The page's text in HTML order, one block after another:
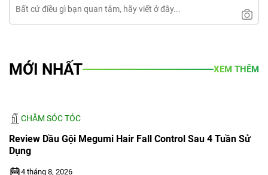
MỚI NHẤT XEM THÊM
CHĂM SÓC TÓC
Review Dầu Gội Megumi Hair Fall Control Sau 4 Tuần Sử
Dụng
4 tháng 8, 2026